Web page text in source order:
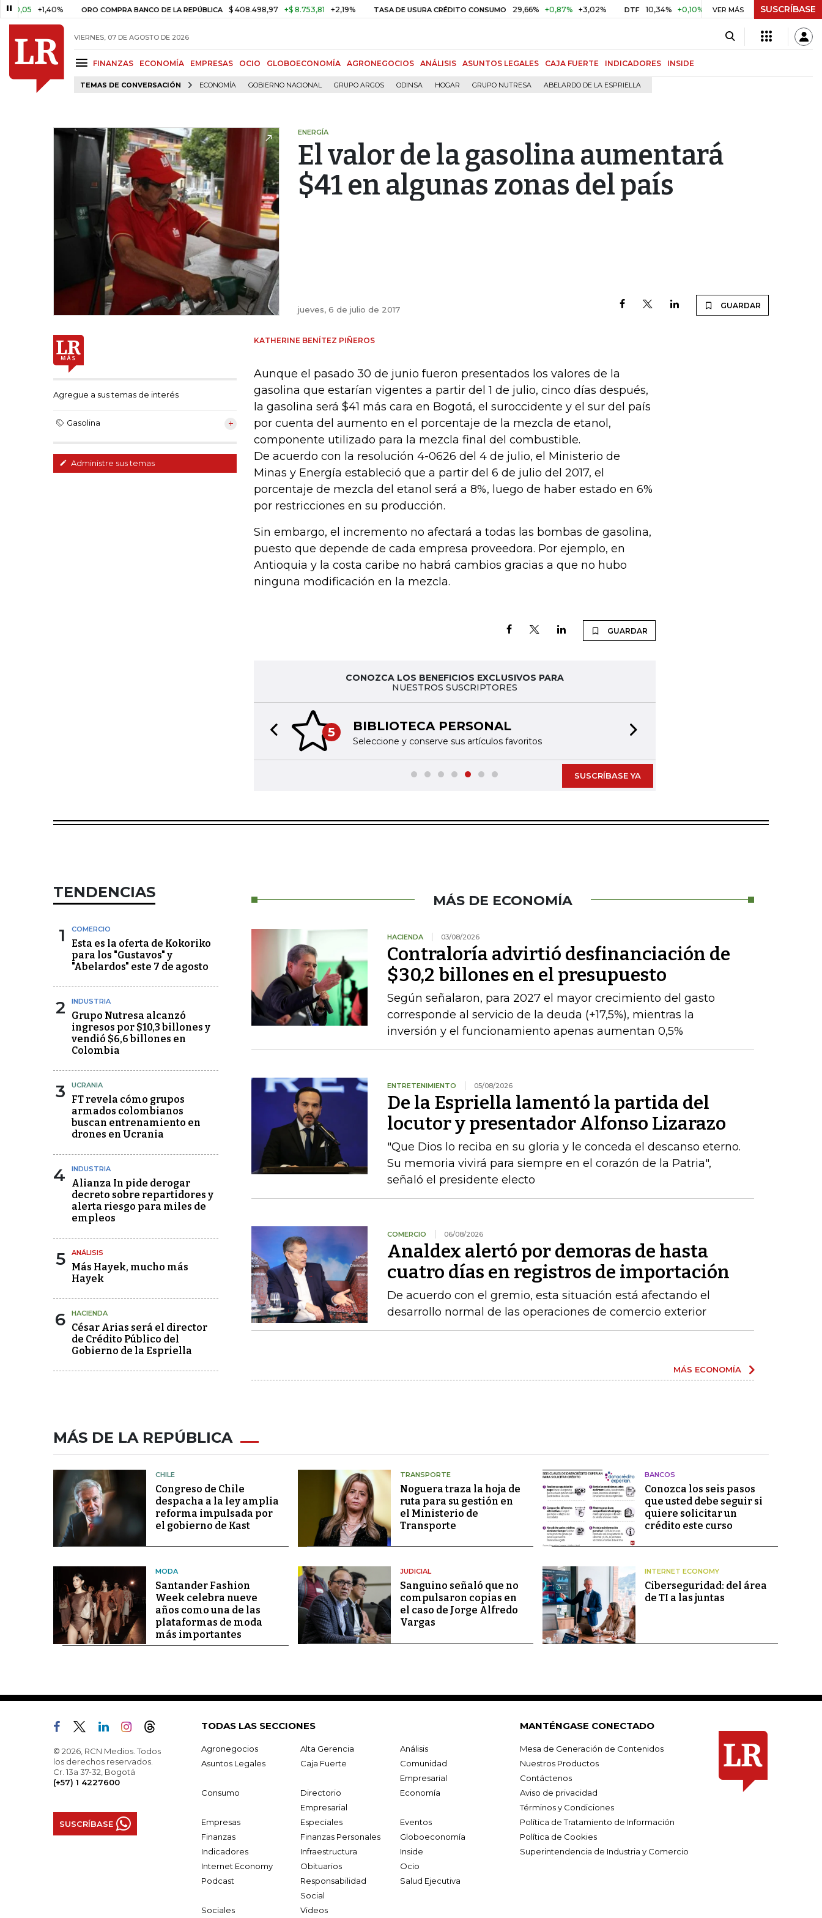
+1,40% ORO COMPRA BANCO DE LA REPÚBLICA $ 408.498,97 +$ 8.753,81 +2,19% TASA DE USURA CRÉDITO CONSUMO 29,66% +0,87% +3,02% DTF 10,34% +0,10% +0,98% UVR $ 416,91 +$ 0,05
VER MÁS SUSCRÍBASE
VIERNES, 07 DE AGOSTO DE 2026
FINANZAS ECONOMÍA EMPRESAS OCIO GLOBOECONOMÍA AGRONEGOCIOS ANÁLISIS ASUNTOS LEGALES CAJA FUERTE INDICADORES INSIDE
TEMAS DE CONVERSACIÓN ECONOMÍA GOBIERNO NACIONAL GRUPO ARGOS ODINSA HOGAR GRUPO NUTRESA ABELARDO DE LA ESPRIELLA
ENERGÍA
El valor de la gasolina aumentará
$41 en algunas zonas del país
jueves, 6 de julio de 2017 GUARDAR
Agregue a sus temas de interés
Gasolina
Administre sus temas
KATHERINE BENÍTEZ PIÑEROS
Aunque el pasado 30 de junio fueron presentados los valores de la
gasolina que estarían vigentes a partir del 1 de julio, cinco días después,
la gasolina será $41 más cara en Bogotá, el suroccidente y el sur del país
por cuenta del aumento en el porcentaje de la mezcla de etanol,
componente utilizado para la mezcla final del combustible.
De acuerdo con la resolución 4-0626 del 4 de julio, el Ministerio de
Minas y Energía estableció que a partir del 6 de julio del 2017, el
porcentaje de mezcla del etanol será a 8%, luego de haber estado en 6%
por restricciones en su producción.
Sin embargo, el incremento no afectará a todas las bombas de gasolina,
puesto que depende de cada empresa proveedora. Por ejemplo, en
Antioquia y la costa caribe no habrá cambios gracias a que no hubo
ninguna modificación en la mezcla.
GUARDAR
CONOZCA LOS BENEFICIOS EXCLUSIVOS PARA
NUESTROS SUSCRIPTORES
5 BIBLIOTECA PERSONAL
Seleccione y conserve sus artículos favoritos
Previous slide
SUSCRÍBASE YA
TENDENCIAS
1 COMERCIO
Esta es la oferta de Kokoriko
para los "Gustavos" y
"Abelardos" este 7 de agosto
2 INDUSTRIA
Grupo Nutresa alcanzó
ingresos por $10,3 billones y
vendió $6,6 billones en
Colombia
3 UCRANIA
FT revela cómo grupos
armados colombianos
buscan entrenamiento en
drones en Ucrania
4 INDUSTRIA
Alianza In pide derogar
decreto sobre repartidores y
alerta riesgo para miles de
empleos
5 ANÁLISIS
Más Hayek, mucho más
Hayek
6 HACIENDA
César Arias será el director
de Crédito Público del
Gobierno de la Espriella
MÁS DE ECONOMÍA
HACIENDA 03/08/2026
Contraloría advirtió desfinanciación de
$30,2 billones en el presupuesto
Según señalaron, para 2027 el mayor crecimiento del gasto
corresponde al servicio de la deuda (+17,5%), mientras la
inversión y el funcionamiento apenas aumentan 0,5%
ENTRETENIMIENTO 05/08/2026
De la Espriella lamentó la partida del
locutor y presentador Alfonso Lizarazo
"Que Dios lo reciba en su gloria y le conceda el descanso eterno.
Su memoria vivirá para siempre en el corazón de la Patria",
señaló el presidente electo
COMERCIO 06/08/2026
Analdex alertó por demoras de hasta
cuatro días en registros de importación
De acuerdo con el gremio, esta situación está afectando el
desarrollo normal de las operaciones de comercio exterior
MÁS ECONOMÍA
MÁS DE LA REPÚBLICA
CHILE
Congreso de Chile
despacha a la ley amplia
reforma impulsada por
el gobierno de Kast
TRANSPORTE
Noguera traza la hoja de
ruta para su gestión en
el Ministerio de
Transporte
BANCOS
Conozca los seis pasos
que usted debe seguir si
quiere solicitar un
crédito este curso
MODA
Santander Fashion
Week celebra nueve
años como una de las
plataformas de moda
más importantes
JUDICIAL
Sanguino señaló que no
compulsaron copias en
el caso de Jorge Alfredo
Vargas
INTERNET ECONOMY
Ciberseguridad: del área
de TI a las juntas
© 2026, RCN Medios. Todos
los derechos reservados.
Cr. 13a 37-32, Bogotá
(+57) 1 4227600
SUSCRÍBASE
TODAS LAS SECCIONES
Agronegocios Alta Gerencia
Análisis
Asuntos Legales
Caja Fuerte
Comunidad
Empresarial
Consumo
Directorio
Empresarial
Economía
Empresas Especiales
Eventos
Finanzas
Finanzas Personales
Globoeconomía
Indicadores
Infraestructura
Inside
Internet Economy
Obituarios
Ocio
Podcast
Responsabilidad
Social
Salud Ejecutiva
Sociales Videos
MANTÉNGASE CONECTADO
Mesa de Generación de Contenidos
Nuestros Productos
Contáctenos
Aviso de privacidad
Términos y Condiciones
Política de Tratamiento de Información
Política de Cookies
Superintendencia de Industria y Comercio